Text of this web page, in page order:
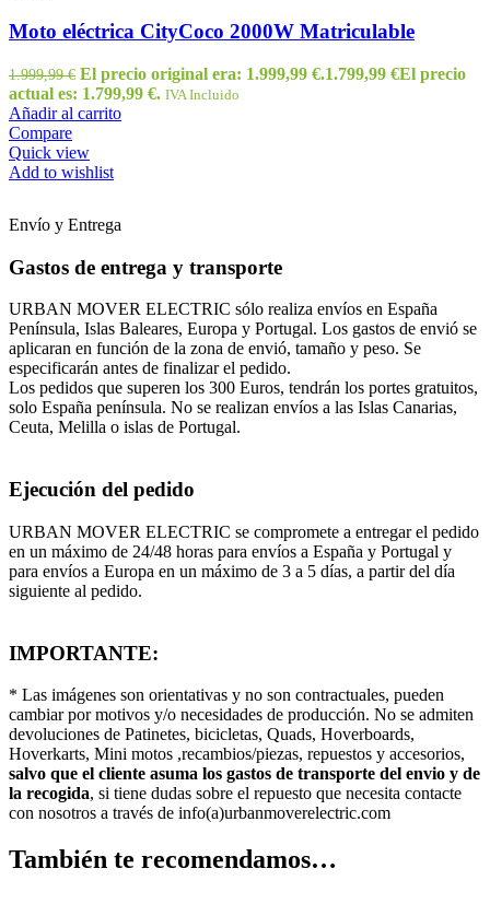
Moto eléctrica CityCoco 2000W Matriculable
1.999,99€ El precio original era: 1.999,99 €.1.799,99 €El precio
actual es: 1.799,99 €. IVA Incluido
Añadir al carrito
Compare
Quick view
Add to wishlist
Envío y Entrega
Gastos de entrega y transporte
URBAN MOVER ELECTRIC sólo realiza envíos en España
Península, Islas Baleares, Europa y Portugal. Los gastos de envió se
aplicaran en función de la zona de envió, tamaño y peso. Se
especificarán antes de finalizar el pedido.
Los pedidos que superen los 300 Euros, tendrán los portes gratuitos,
solo España península. No se realizan envíos a las Islas Canarias,
Ceuta, Melilla o islas de Portugal.
Ejecución del pedido
URBAN MOVER ELECTRIC se compromete a entregar el pedido
en un máximo de 24/48 horas para envíos a España y Portugal y
para envíos a Europa en un máximo de 3 a 5 días, a partir del día
siguiente al pedido.
IMPORTANTE:
* Las imágenes son orientativas y no son contractuales, pueden
cambiar por motivos y/o necesidades de producción. No se admiten
devoluciones de Patinetes, bicicletas, Quads, Hoverboards,
Hoverkarts, Mini motos ,recambios/piezas, repuestos y accesorios,
salvo que el cliente asuma los gastos de transporte del envio y de
la recogida, si tiene dudas sobre el repuesto que necesita contacte
con nosotros a través de info(a)urbanmoverelectric.com
También te recomendamos…